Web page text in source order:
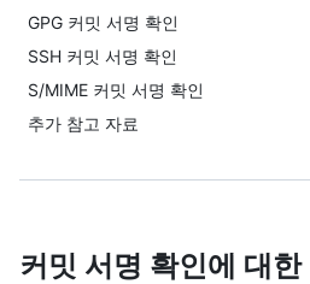
GPG 커밋 서명 확인
SSH 커밋 서명 확인
S/MIME 커밋 서명 확인
추가 참고 자료
커밋 서명 확인에 대한